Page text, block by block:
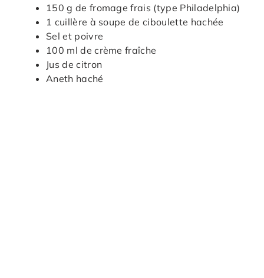
150 g de fromage frais (type Philadelphia)
1 cuillère à soupe de ciboulette hachée
Sel et poivre
100 ml de crème fraîche
Jus de citron
Aneth haché